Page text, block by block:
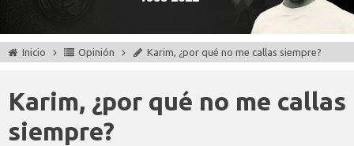
Inicio Opinión Karim, ¿por qué no me callas siempre?
Karim, ¿por qué no me callas
siempre?